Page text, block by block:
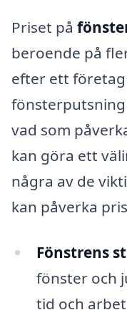
Priset på
beroende på
efter ett
vad som
kan göra ett
några av de
kan påverka
Fönstrens
fönster och
tid och